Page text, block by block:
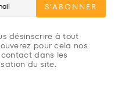
S’ABONNER
désinscrire à tout
pour cela nos
dans les
du site.